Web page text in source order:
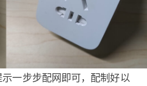
一步步配网即可，配制好以